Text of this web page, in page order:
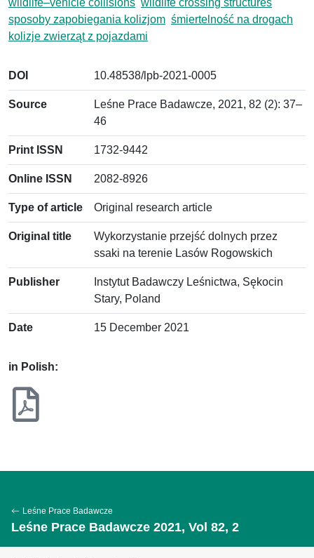
wildlife–vehicle collisions wildlife crossing structures
sposoby zapobiegania kolizjom śmiertelność na drogach
kolizje zwierząt z pojazdami
DOI 10.48538/lpb-2021-0005
Source
Leśne Prace Badawcze, 2021, 82 (2): 37–
46
Print ISSN 1732-9442
Online ISSN 2082-8926
Type of article Original research article
Original title
Wykorzystanie przejść dolnych przez
ssaki na terenie Lasów Rogowskich
Publisher
Instytut Badawczy Leśnictwa, Sękocin
Stary, Poland
Date 15 December 2021
in Polish:
Leśne Prace Badawcze
Leśne Prace Badawcze 2021, Vol 82, 2